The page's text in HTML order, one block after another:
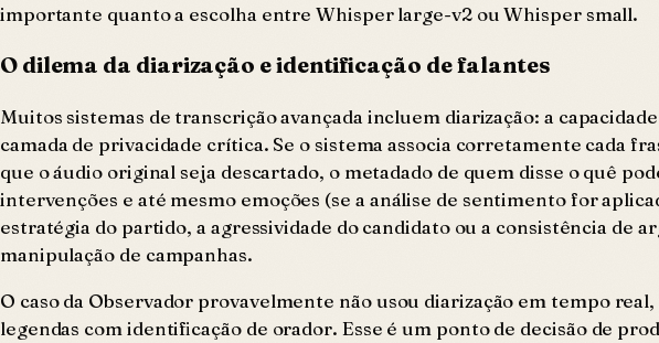
importante quanto a escolha entre Whisper large-v2 ou Whisper small.
O dilema da diarização e identificação de falantes
Muitos sistemas de transcrição avançada incluem diarização: a
camada de privacidade crítica. Se o sistema associa corretamente cada
que o áudio original seja descartado, o metadado de quem disse o quê
intervenções e até mesmo emoções (se a análise de sentimento for
estratégia do partido, a agressividade do candidato ou a consistência de
manipulação de campanhas.
O caso da Observador provavelmente não usou diarização em tempo
legendas com identificação de orador. Esse é um ponto de decisão de